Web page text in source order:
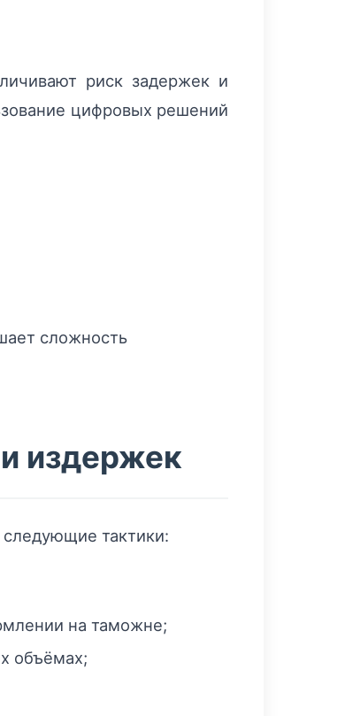
риск задержек и
цифровых решений
сложность
издержек
тактики:
на таможне;
объёмах;